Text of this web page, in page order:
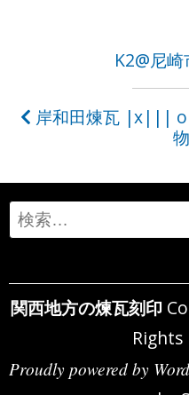
ナ
ゲ
ー
ョ
ン
K2@尼
岸和田煉瓦 |x|||
Search
for:
関西地方の煉瓦刻印
Rights
Proudly powered by